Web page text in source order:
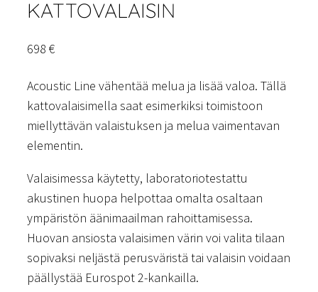
KATTOVALAISIN
698 €
Acoustic Line vähentää melua ja lisää valoa. Tällä
kattovalaisimella saat esimerkiksi toimistoon
miellyttävän valaistuksen ja melua vaimentavan
elementin.
Valaisimessa käytetty, laboratoriotestattu
akustinen huopa helpottaa omalta osaltaan
ympäristön äänimaailman rahoittamisessa.
Huovan ansiosta valaisimen värin voi valita tilaan
sopivaksi neljästä perusväristä tai valaisin voidaan
päällystää Eurospot 2-kankailla.